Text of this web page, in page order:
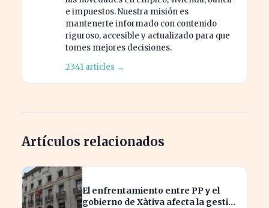
e impuestos. Nuestra misión es
mantenerte informado con contenido
riguroso, accesible y actualizado para que
tomes mejores decisiones.
2341 articles →
Artículos relacionados
El enfrentamiento entre PP y el
gobierno de Xàtiva afecta la gestión